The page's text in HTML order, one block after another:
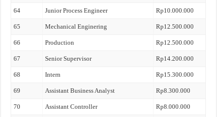
64 Junior Process Engineer Rp10.000.000
65 Mechanical Enginering Rp12.500.000
66 Production Rp12.500.000
67 Senior Supervisor Rp14.200.000
68 Intern Rp15.300.000
69 Assistant Business Analyst Rp8.300.000
70 Assistant Controller Rp8.000.000